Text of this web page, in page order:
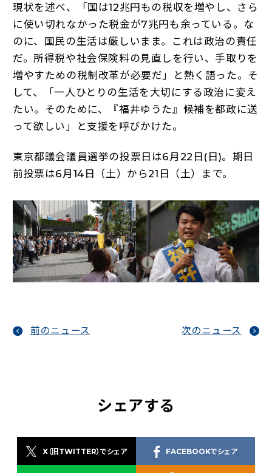
現状を述べ、「国は12兆円もの税収を増やし、さら
に使い切れなかった税金が7兆円も余っている。な
のに、国民の生活は厳しいまま。これは政治の責任
だ。所得税や社会保険料の見直しを行い、手取りを
増やすための税制改革が必要だ」と熱く語った。そ
して、「一人ひとりの生活を大切にする政治に変え
たい。そのために、『福井ゆうた』候補を都政に送
って欲しい」と支援を呼びかけた。
東京都議会議員選挙の投票日は6月22日(日)。期日
前投票は6月14日（土）から21日（土）まで。
前のニュース 次のニュース
シェアする
X（旧TWITTER）でシェア FACEBOOKでシェア